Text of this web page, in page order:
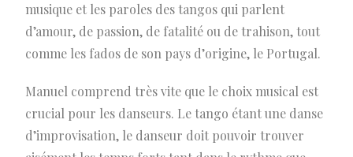
musique et les paroles des tangos qui parlent
d’amour, de passion, de fatalité ou de trahison, tout
comme les fados de son pays d’origine, le Portugal.
Manuel comprend très vite que le choix musical est
crucial pour les danseurs. Le tango étant une danse
d’improvisation, le danseur doit pouvoir trouver